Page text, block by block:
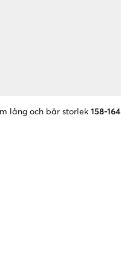
lång och bär storlek 158-164